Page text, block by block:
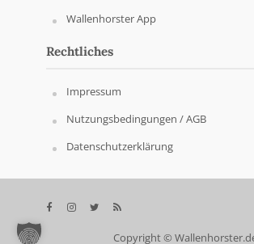
Wallenhorster App
Rechtliches
Impressum
Nutzungsbedingungen / AGB
Datenschutzerklärung
Copyright ©